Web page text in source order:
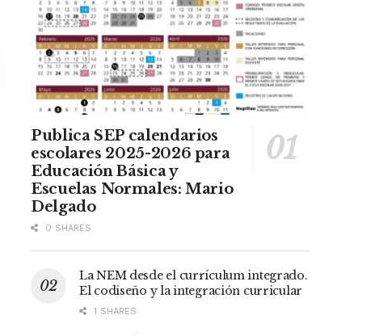
Publica SEP calendarios
escolares 2025-2026 para
Educación Básica y
Escuelas Normales: Mario
Delgado
0 SHARES
La NEM desde el currículum integrado.
El codiseño y la integración curricular
1 SHARES